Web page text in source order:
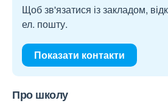
Щоб зв'язатися із закладом,
ел. пошту.
Показати контакти
Про школу